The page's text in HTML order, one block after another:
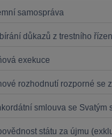
samospráva
důkazů z trestního
exekuce
rozhodnutí rozporné se
smlouva se Svatým
státu za újmu